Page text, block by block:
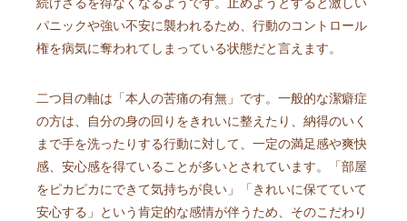
続けざるを得なくなるようです。止めようとすると激しい
パニックや強い不安に襲われるため、行動のコントロール
権を病気に奪われてしまっている状態だと言えます。
二つ目の軸は「本人の苦痛の有無」です。一般的な潔癖症
の方は、自分の身の回りをきれいに整えたり、納得のいく
まで手を洗ったりする行動に対して、一定の満足感や爽快
感、安心感を得ていることが多いとされています。「部屋
をピカピカにできて気持ちが良い」「きれいに保てていて
安心する」という肯定的な感情が伴うため、そのこだわり